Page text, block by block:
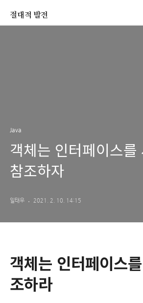
절대적 발전
Java
객체는 인터페이스를
참조하자
일태우 2021. 2. 10. 14:15
객체는 인터페이스
조하라